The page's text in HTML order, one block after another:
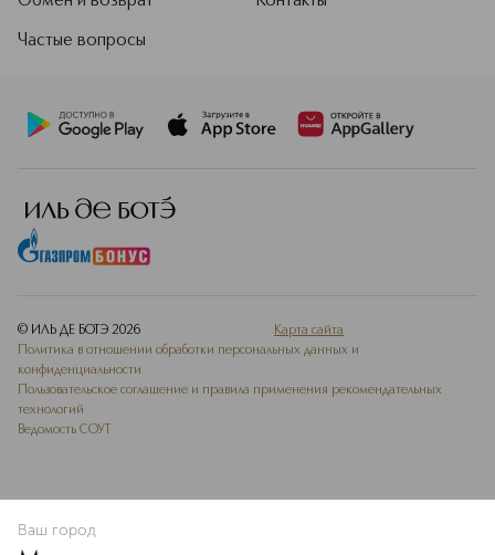
Частые вопросы
© ИЛЬ ДЕ БОТЭ 2026
Карта сайта
Политика в отношении обработки персональных данных и
конфиденциальности
Пользовательское соглашение и правила применения рекомендательных
технологий
Ведомость СОУТ
Ваш город